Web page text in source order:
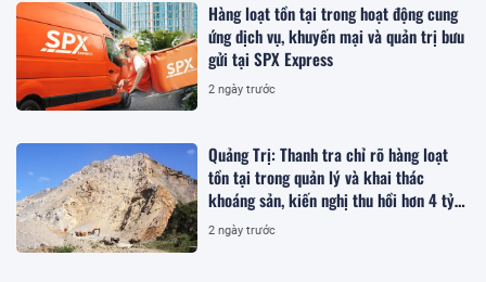
Hàng loạt tồn tại trong hoạt động cung
ứng dịch vụ, khuyến mại và quản trị bưu
gửi tại SPX Express
2 ngày trước
Quảng Trị: Thanh tra chỉ rõ hàng loạt
tồn tại trong quản lý và khai thác
khoáng sản, kiến nghị thu hồi hơn 4 tỷ
đồng
2 ngày trước